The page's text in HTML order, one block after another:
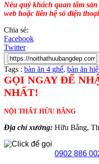
Nếu quý khách quan tâm
web hoặc liên hệ số điện
Chia sẻ:
Facebook
Twitter
Tags : bàn ăn 4 ghế, bàn ăn
GỌI NGAY ĐỂ
NHẤT!
NỘI THẤT HỮU BẰNG
Địa chỉ xưởng: Hữu Bằng,
0902 886